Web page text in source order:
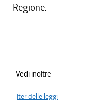
Regione.
Vedi inoltre
Iter delle leggi